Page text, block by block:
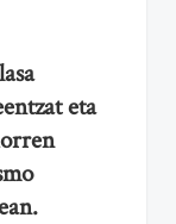
eta